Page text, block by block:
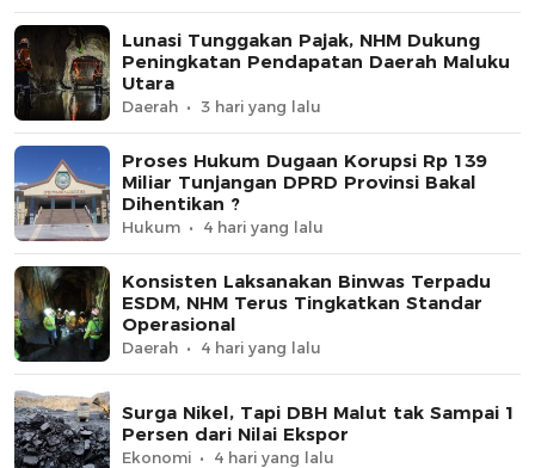
Lunasi Tunggakan Pajak, NHM Dukung
Peningkatan Pendapatan Daerah Maluku
Utara
Daerah 3 hari yang lalu
Proses Hukum Dugaan Korupsi Rp 139
Miliar Tunjangan DPRD Provinsi Bakal
Dihentikan ?
Hukum 4 hari yang lalu
Konsisten Laksanakan Binwas Terpadu
ESDM, NHM Terus Tingkatkan Standar
Operasional
Daerah 4 hari yang lalu
Surga Nikel, Tapi DBH Malut tak Sampai 1
Persen dari Nilai Ekspor
Ekonomi 4 hari yang lalu